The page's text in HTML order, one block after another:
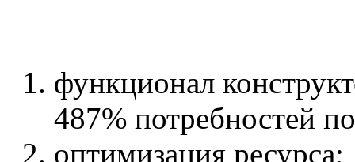
функционал
487% потребностей
оптимизация ресурса;